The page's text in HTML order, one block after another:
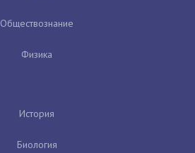
Обществознание
Физика
История
Биология